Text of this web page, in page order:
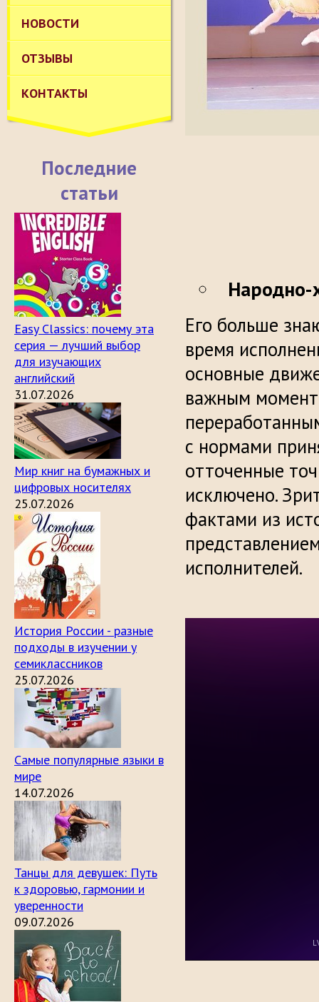
НОВОСТИ
ОТЗЫВЫ
КОНТАКТЫ
Последние
статьи
Easy Classics: почему эта
серия — лучший выбор
для изучающих
английский
31.07.2026
Мир книг на бумажных и
цифровых носителях
25.07.2026
История России - разные
подходы в изучении у
семиклассников
25.07.2026
Самые популярные языки в
мире
14.07.2026
Танцы для девушек: Путь
к здоровью, гармонии и
уверенности
09.07.2026
Народно-
Его больше
время
основные
важным
с нормами
отточенные
исключено.
фактами из
исполнителей.